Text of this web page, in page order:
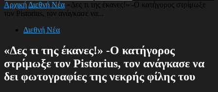
Αρχική Διεθνή Νέα «Δες τι της έκανες!» -Ο κατήγορος στρίμωξε
τον Pistorius, τον ανάγκασε να...
Διεθνή Νέα
«Δες τι της έκανες!» -Ο κατήγορος
στρίμωξε τον Pistorius, τον ανάγκασε να
δει φωτογραφίες της νεκρής φίλης του